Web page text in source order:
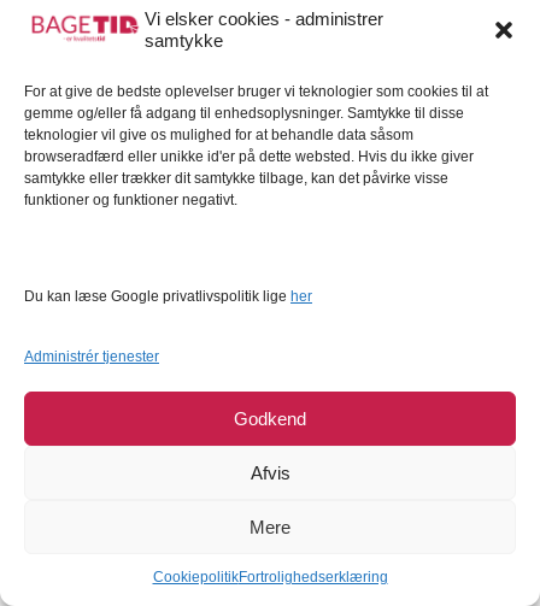
Vi elsker cookies - administrer
samtykke
For at give de bedste oplevelser bruger vi teknologier som cookies til at
gemme og/eller få adgang til enhedsoplysninger. Samtykke til disse
teknologier vil give os mulighed for at behandle data såsom
browseradfærd eller unikke id'er på dette websted. Hvis du ikke giver
samtykke eller trækker dit samtykke tilbage, kan det påvirke visse
funktioner og funktioner negativt.
Du kan læse Google privatlivspolitik lige her
Administrér tjenester
Godkend
Afvis
Mere
CookiepolitikFortrolighedserklæring
219,95DKK
Læg i kurv
89,95 DKK
Læg i kurv
50%
Wilton Pandekage Forme
Silikone sæt
49,95DKK
24,95DKK
etager
Champion
329,95DKK